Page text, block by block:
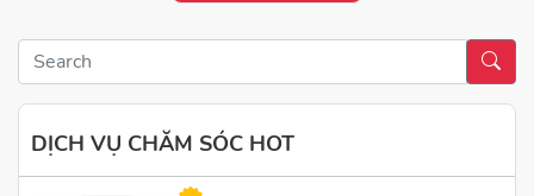
DỊCH VỤ CHĂM SÓC HOT